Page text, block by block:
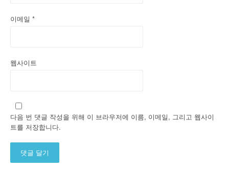
이메일 *
웹사이트
다음 번 댓글 작성을 위해 이 브라우저에 이름, 이메일, 그리고 웹사이
트를 저장합니다.